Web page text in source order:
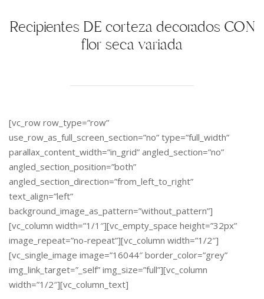
Recipientes DE corteza decorados CON
flor seca variada
[vc_row row_type=”row”
use_row_as_full_screen_section=”no” type=”full_width”
parallax_content_width=”in_grid” angled_section=”no”
angled_section_position=”both”
angled_section_direction=”from_left_to_right”
text_align=”left”
background_image_as_pattern=”without_pattern”]
[vc_column width=”1/1″][vc_empty_space height=”32px”
image_repeat=”no-repeat”][vc_column width=”1/2″]
[vc_single_image image=”16044″ border_color=”grey”
img_link_target=”_self” img_size=”full”][vc_column
width=”1/2″][vc_column_text]